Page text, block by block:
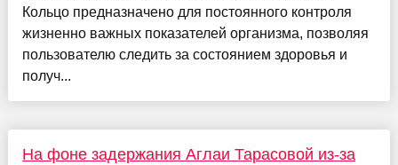
Кольцо предназначено для постоянного контроля
жизненно важных показателей организма, позволяя
пользователю следить за состоянием здоровья и
получ...
На фоне задержания Аглаи Тарасовой из-за